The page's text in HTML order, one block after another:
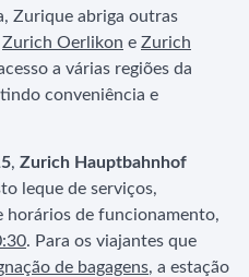
Zurique abriga outras
Zurich Oerlikon e Zurich
a várias regiões da
conveniência e
, Zurich Hauptbahnhof
leque de serviços,
horários de funcionamento,
. Para os viajantes que
de bagagens, a estação